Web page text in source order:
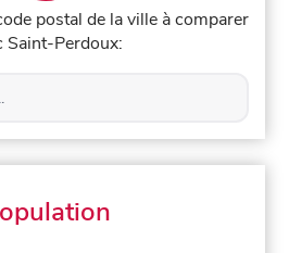
postal de la ville à comparer
Saint-Perdoux: